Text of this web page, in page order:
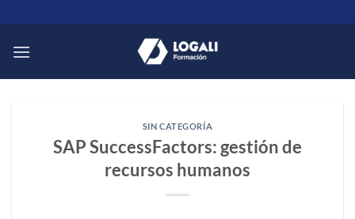
al
contenido
SIN CATEGORÍA
SAP SuccessFactors: gestión de
recursos humanos